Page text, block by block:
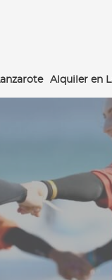
Alquiler en